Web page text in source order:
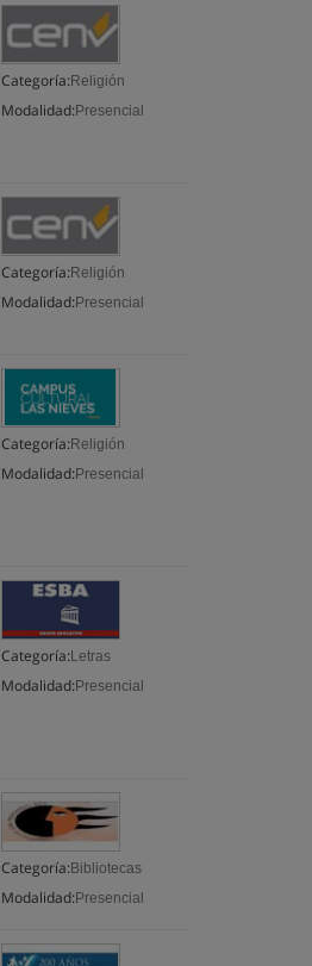
Categoría: Religión
Modalidad: Presencial
Categoría: Religión
Modalidad: Presencial
Categoría: Religión
Modalidad: Presencial
Categoría: Letras
Modalidad: Presencial
Categoría: Bibliotecas
Modalidad: Presencial